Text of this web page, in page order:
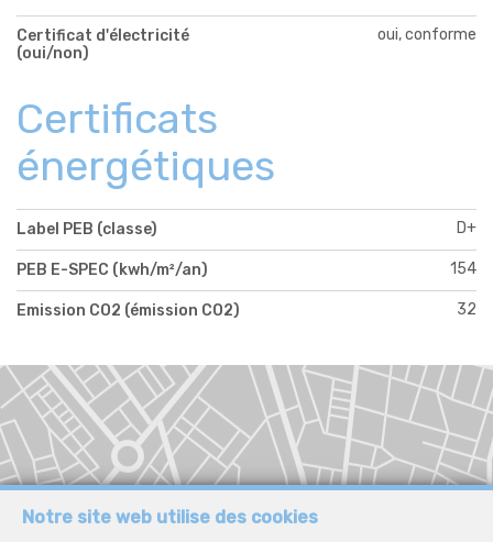
Certificat d'électricité
(oui/non)
oui, conforme
Certificats
énergétiques
Label PEB (classe) D+
PEB E-SPEC (kwh/m²/an) 154
Emission CO2 (émission CO2) 32
Notre site web utilise des cookies